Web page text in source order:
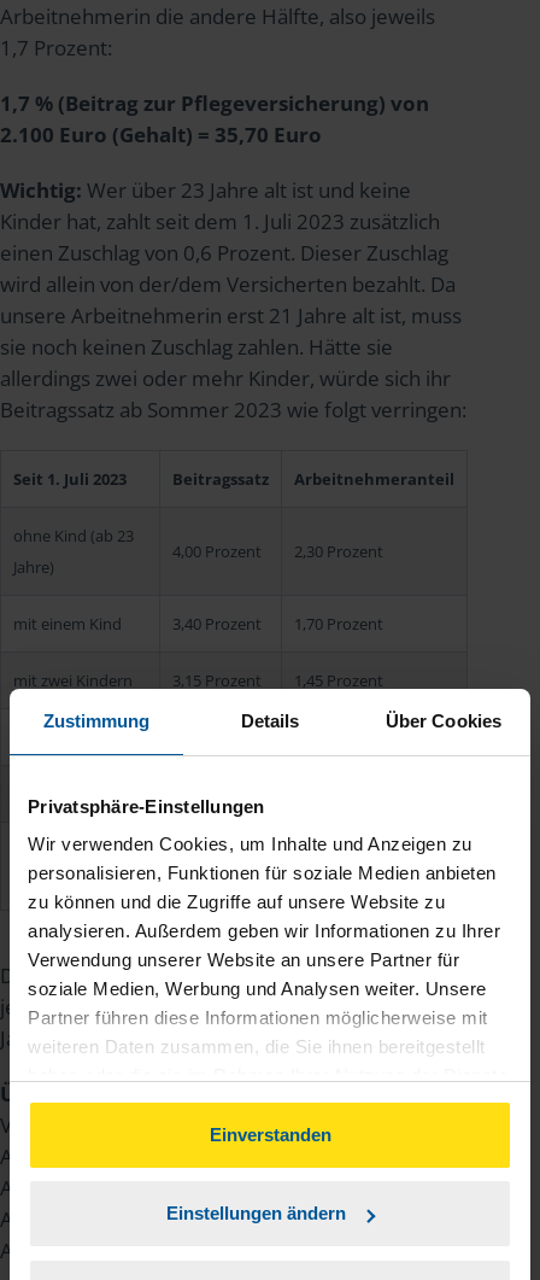
Zustimmung Details Über Cookies
Privatsphäre-Einstellungen
Wir verwenden Cookies, um Inhalte und Anzeigen zu
personalisieren, Funktionen für soziale Medien anbieten
zu können und die Zugriffe auf unsere Website zu
analysieren. Außerdem geben wir Informationen zu Ihrer
Verwendung unserer Website an unsere Partner für
soziale Medien, Werbung und Analysen weiter. Unsere
Partner führen diese Informationen möglicherweise mit
weiteren Daten zusammen, die Sie ihnen bereitgestellt
gesammelt haben. Indem Sie auf Einverstanden klicken,
können Sie der Verwendung von Cookies, gemäß
unserer
Einverstanden
Einstellungen ändern
Arbeitnehmerin die andere Hälfte, also jeweils
1,7 Prozent:
1,7 % (Beitrag zur Pflegeversicherung) von
2.100 Euro (Gehalt) = 35,70 Euro
Wichtig: Wer über 23 Jahre alt ist und keine
Kinder hat, zahlt seit dem 1. Juli 2023 zusätzlich
einen Zuschlag von 0,6 Prozent. Dieser Zuschlag
wird allein von der/dem Versicherten bezahlt. Da
unsere Arbeitnehmerin erst 21 Jahre alt ist, muss
sie noch keinen Zuschlag zahlen. Hätte sie
allerdings zwei oder mehr Kinder, würde sich ihr
Beitragssatz ab Sommer 2023 wie folgt verringen:
Seit 1. Juli 2023 Beitragssatz Arbeitnehmeranteil
ohne Kind (ab 23
Jahre)
4,00 Prozent 2,30 Prozent
mit einem Kind 3,40 Prozent 1,70 Prozent
mit zwei Kindern 3,15 Prozent 1,45 Prozent
mit fünf oder
mehr Kindern
2,40 Prozent 0,70 Prozent
Die genannten Abschläge gelten, solange alle
jeweils zu berücksichtigenden Kinder unter 25
Jahre alt sind.
Übrigens:
Verteilung zwischen Arbeitgeber/innen und
Arbeitnehmer/innen anders –
Arbeitnehmer/innen müssen hier einen höheren
Anteil zahlen als der Arbeitgeber bzw. die
Arbeitgeberin.